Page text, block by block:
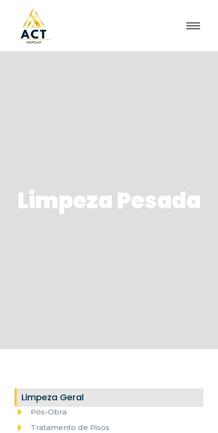
Limpeza Pesada
Limpeza Geral
Pós-Obra
Tratamento de Pisos